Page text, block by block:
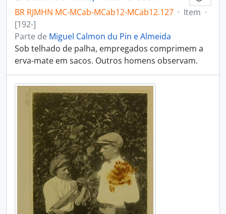
BR RJMHN MC-MCab-MCab12-MCab12.127 · Item ·
[192-]
Parte de Miguel Calmon du Pin e Almeida
Sob telhado de palha, empregados comprimem a
erva-mate em sacos. Outros homens observam.